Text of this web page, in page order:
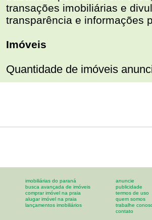
transações imobiliárias e
transparência e informações
Imóveis
Quantidade de imóveis
imobiliárias do paraná
busca avançada de imóveis
comprar imóvel na praia
alugar imóvel na praia
lançamentos imobiliários
anuncie
publicidade
termos de uso
quem somos
trabalhe
contato